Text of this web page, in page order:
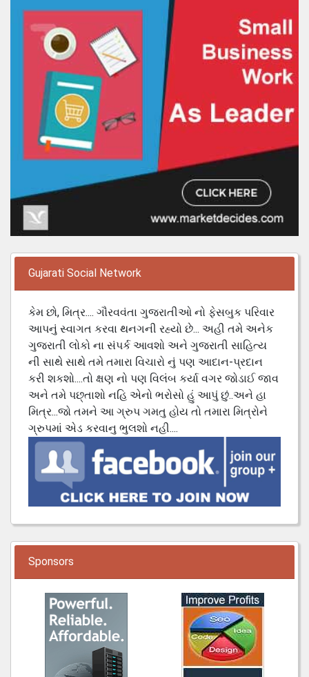
Gujarati Social Network
કેમ છો, મિત્ર.... ગૌરવવંતા ગુજરાતીઓ નો ફેસબુક પરિવાર
આપનું સ્વાગત કરવા થનગની રહ્યો છે... અહી તમે અનેક
ગુજરાતી લોકો ના સંપર્ક આવશો અને ગુજરાતી સાહિત્ય
ની સાથે સાથે તમે તમારા વિચારો નું પણ આદાન-પ્રદાન
કરી શકશો....તો ક્ષણ નો પણ વિલંબ કર્યા વગર જોડાઈ જાવ
અને તમે પછ્તાશો નહિ એનો ભરોસો હું આપું છું..અને હા
મિત્ર...જો તમને આ ગ્રુપ ગમતુ હોય તો તમારા મિત્રોને
ગ્રુપમાં એડ કરવાનુ ભુલશો નહી....
Sponsors